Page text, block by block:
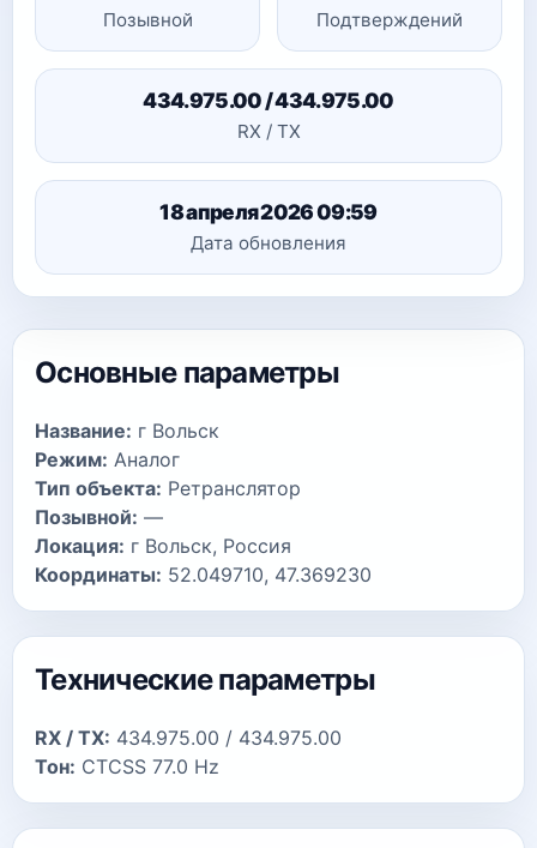
Позывной Подтверждений
434.975.00 / 434.975.00
RX / TX
18 апреля 2026 09:59
Дата обновления
Основные параметры
Название: г Вольск
Режим: Аналог
Тип объекта: Ретранслятор
Позывной: —
Локация: г Вольск, Россия
Координаты: 52.049710, 47.369230
Технические параметры
RX / TX: 434.975.00 / 434.975.00
Тон: CTCSS 77.0 Hz